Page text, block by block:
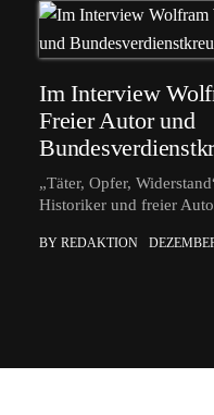
Im Interview
Freier Autor und
„Täter, Opfer,
Historiker und freier
BY REDAKTION